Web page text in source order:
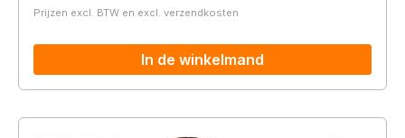
Prijzen excl. BTW en excl. verzendkosten
In de winkelmand